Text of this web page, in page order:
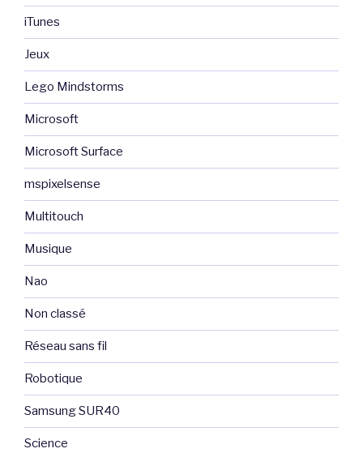
iTunes
Jeux
Lego Mindstorms
Microsoft
Microsoft Surface
mspixelsense
Multitouch
Musique
Nao
Non classé
Réseau sans fil
Robotique
Samsung SUR40
Science